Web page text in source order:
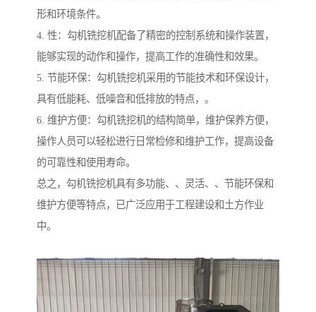
形和环境条件。
4. 性：勾机铣挖机配备了精密的控制系统和操作装置，
能够实现的动作和操作，提高工作的准确性和效果。
5. 节能环保：勾机铣挖机采用的节能技术和环保设计，
具有低能耗、低噪音和低排放的特点，。
6. 维护方便：勾机铣挖机的结构简单，维护保养方便，
操作人员可以轻松进行日常检修和维护工作，提高设备
的可靠性和使用寿命。
总之，勾机铣挖机具有多功能、、灵活、、节能环保和
维护方便等特点，已广泛应用于工程建设和土方作业
中。